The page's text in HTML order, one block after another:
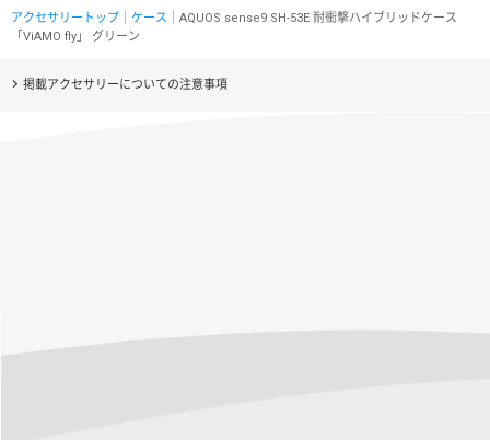
アクセサリートップ ケース ｜AQUOS sense9 SH-53E 耐衝撃ハイブリッドケース
「ViAMO fly」 グリーン
掲載アクセサリーについての注意事項